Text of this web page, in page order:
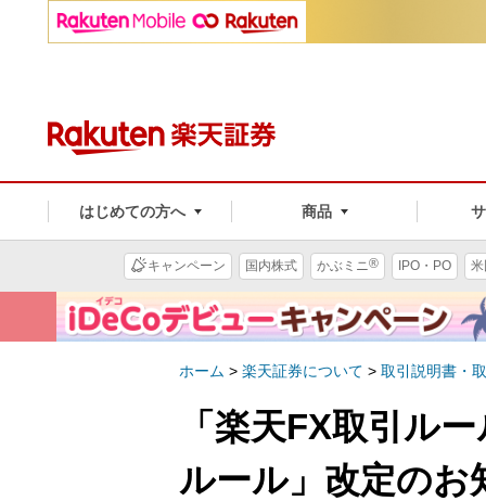
はじめての方へ 商品
キャンペーン 国内株式 かぶミニ® IPO・PO
ホーム > 楽天証券について > 取引説明書・
「楽天FX取引ル
ルール」改定のお